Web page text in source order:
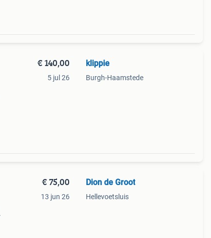
€ 140,00
5 jul 26
klippie
Burgh-Haamstede
€ 75,00
13 jun 26
Dion de Groot
Hellevoetsluis